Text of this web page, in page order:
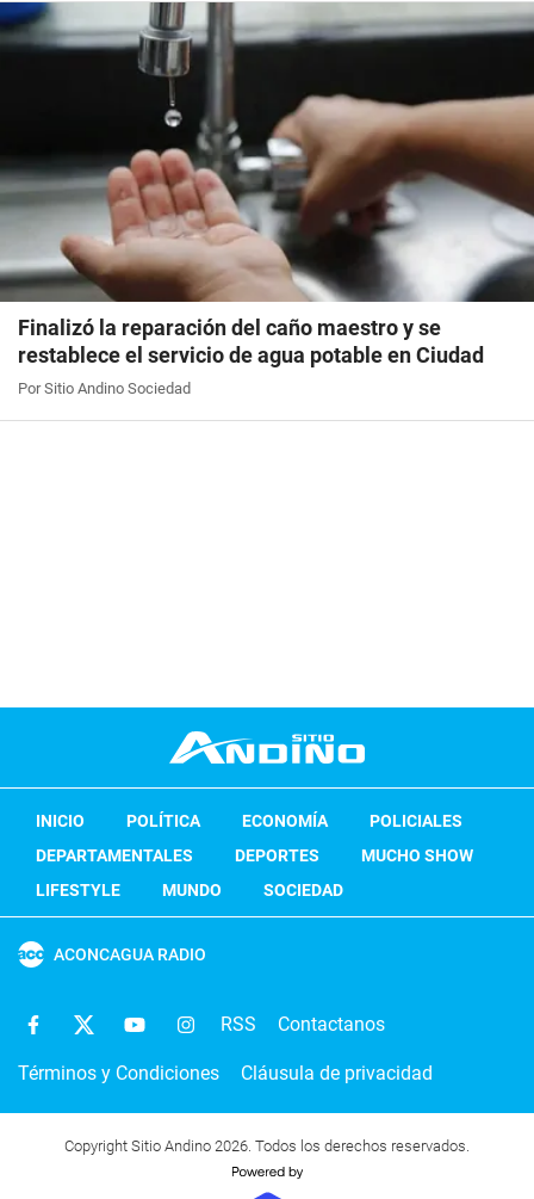
Finalizó la reparación del caño maestro y se
restablece el servicio de agua potable en Ciudad
Por Sitio Andino Sociedad
INICIO POLÍTICA ECONOMÍA
POLICIALES
DEPARTAMENTALES
DEPORTES
MUCHO SHOW
LIFESTYLE
MUNDO SOCIEDAD
ACONCAGUA RADIO
RSS Contactanos
Términos y Condiciones Cláusula de privacidad
Copyright Sitio Andino 2026. Todos los derechos reservados.